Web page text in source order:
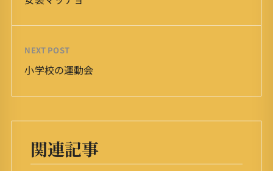
NEXT POST
小学校の運動会
関連記事